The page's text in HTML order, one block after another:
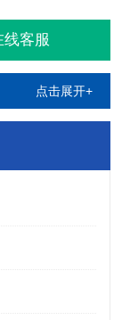
线客服
点击展开+